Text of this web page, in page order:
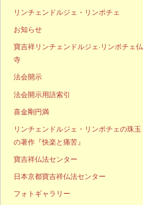
リンチェンドルジェ・リンポチェ
お知らせ
寶吉祥リンチェンドルジェ·リンポチェ仏
寺
法会開示
法会開示用語索引
喜金剛円満
リンチェンドルジェ・リンポチェの珠玉
の著作『快楽と痛苦』
寶吉祥仏法センター
日本京都寶吉祥仏法センター
フォトギャラリー